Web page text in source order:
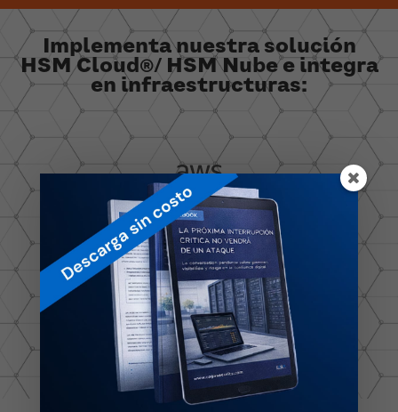
Implementa nuestra solución
HSM Cloud®/ HSM Nube e integra
en infraestructuras: